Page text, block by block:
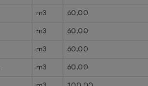
m3
60,00
m3
60,00
m3
60,00
m3
60,00